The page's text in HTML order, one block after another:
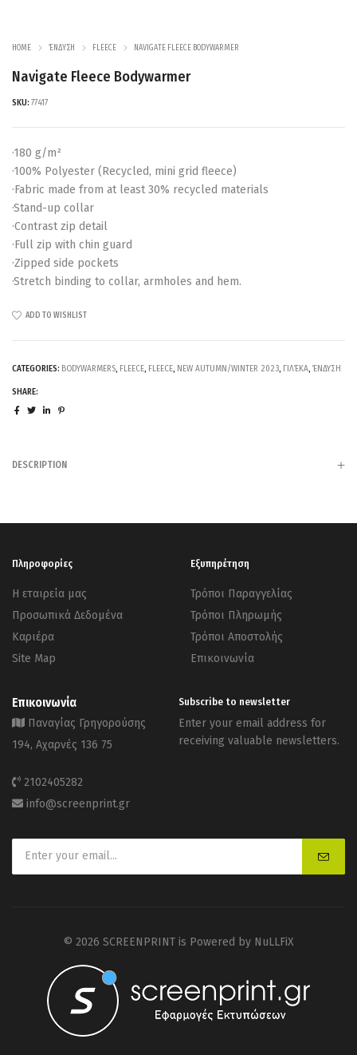
HOME ΈΝΔΥΣΗ FLEECE NAVIGATE FLEECE BODYWARMER
Navigate Fleece Bodywarmer
SKU: 77417
·180 g/m²
·100% Polyester (Recycled, mini grid fleece)
·Fabric made from at least 30% recycled materials
·Stand-up collar
·Contrast zip detail
·Full zip with chin guard
·Zipped side pockets
·Stretch binding to collar, armholes and hem.
ADD TO WISHLIST
CATEGORIES: BODYWARMERS, FLEECE, FLEECE, NEW AUTUMN/WINTER 2023, ΓΙΛΈΚΑ, ΈΝΔΥΣΗ
SHARE:
DESCRIPTION
Πληροφορίες
Η εταιρεία μας
Προσωπικά Δεδομένα
Καριέρα
Site Map
Εξυπηρέτηση
Τρόποι Παραγγελίας
Τρόποι Πληρωμής
Τρόποι Αποστολής
Επικοινωνία
Επικοινωνία
Παναγίας Γρηγορούσης
194, Αχαρνές 136 75
2102405282
info@screenprint.gr
Subscribe to newsletter
Enter your email address for
receiving valuable newsletters.
© 2026 SCREENPRINT is Powered by NuLLFiX